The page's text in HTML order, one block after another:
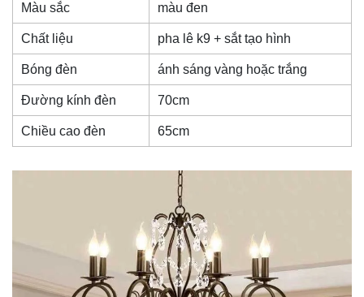
Màu sắc màu đen
Chất liệu pha lê k9 + sắt tạo hình
Bóng đèn ánh sáng vàng hoặc trắng
Đường kính đèn 70cm
Chiều cao đèn 65cm